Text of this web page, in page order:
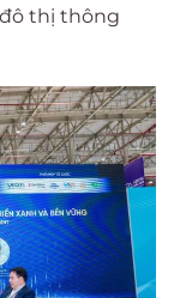
thị thông